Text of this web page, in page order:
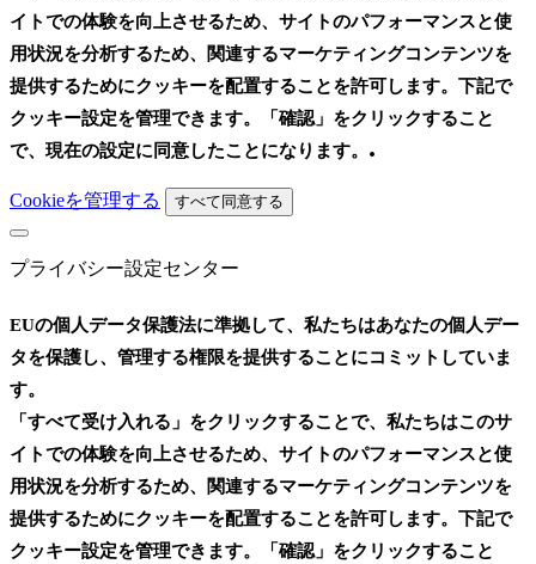
イトでの体験を向上させるため、サイトのパフォーマンスと使
用状況を分析するため、関連するマーケティングコンテンツを
提供するためにクッキーを配置することを許可します。下記で
クッキー設定を管理できます。「確認」をクリックすること
で、現在の設定に同意したことになります。 .
Cookieを管理する すべて同意する
プライバシー設定センター
EUの個人データ保護法に準拠して、私たちはあなたの個人デー
タを保護し、管理する権限を提供することにコミットしていま
す。
「すべて受け入れる」をクリックすることで、私たちはこのサ
イトでの体験を向上させるため、サイトのパフォーマンスと使
用状況を分析するため、関連するマーケティングコンテンツを
提供するためにクッキーを配置することを許可します。下記で
クッキー設定を管理できます。「確認」をクリックすること